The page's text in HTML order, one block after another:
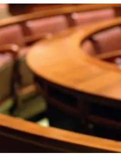
Politica
Attualità
Economia e lavoro
Italia Mondo
Sanità
Sport